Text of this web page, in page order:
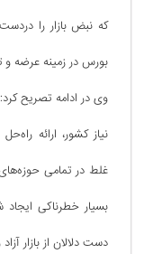
که نبض بازار را دردست
بورس در زمینه عرضه و
وی در ادامه تصریح کرد:
نیاز کشور، ارائه
غلط در تمامی
بسیار خطرناکی ایجاد
دست دلالان از بازار